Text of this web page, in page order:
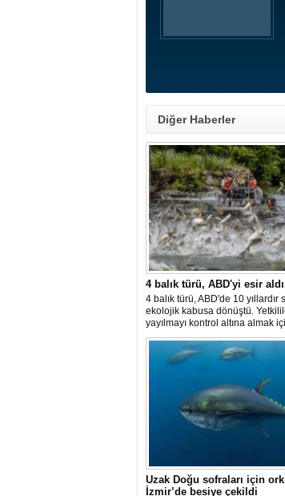
Diğer Haberler
4 balık türü, ABD'yi esir aldı
4 balık türü, ABD'de 10 yıllardır
ekolojik kabusa dönüştü.
yayılmayı kontrol altına almak
projeler geliştirirken, uzmanlar
tamamen yok edilmenin imkansız
olduğunu belirtiyor.
Uzak Doğu sofraları için
İzmir’de besiye çekildi